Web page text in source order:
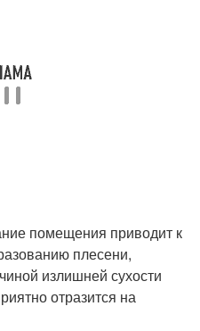
помещения приводит к
плесени,
излишней сухости
отразится на